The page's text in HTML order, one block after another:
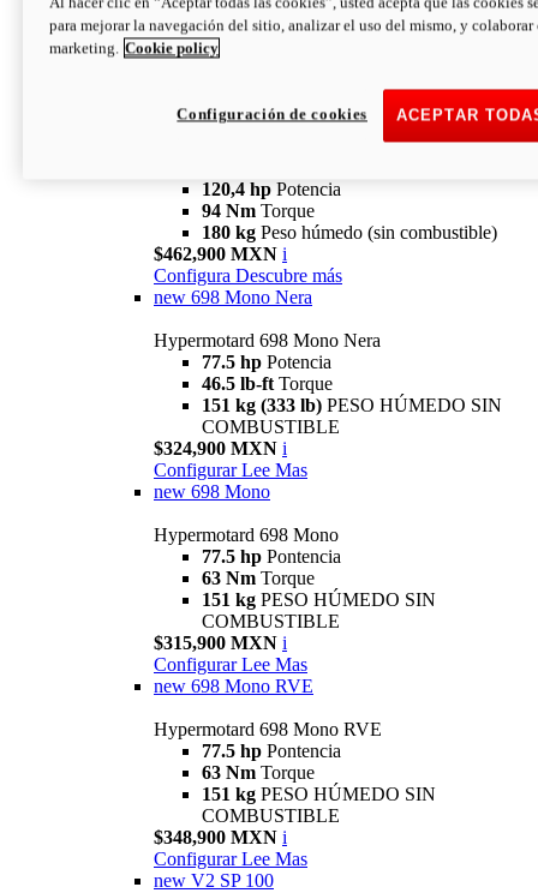
94 NmTorque
180 kgPESO HÚMEDO SIN
COMBUSTIBLE
newV2 SP
120,4 hp Potencia
94 Nm Torque
180 kg Peso húmedo (sin combustible)
$462,900 MXN i
Configura Descubre más
new 698 Mono Nera
Hypermotard 698 Mono Nera
77.5 hp Potencia
46.5 lb-ft Torque
151 kg (333 lb) PESO HÚMEDO SIN
COMBUSTIBLE
$324,900 MXN i
Configurar Lee Mas
new 698 Mono
Hypermotard 698 Mono
77.5 hp Pontencia
63 Nm Torque
151 kg PESO HÚMEDO SIN
COMBUSTIBLE
$315,900 MXN i
Configurar Lee Mas
new 698 Mono RVE
Hypermotard 698 Mono RVE
77.5 hp Pontencia
63 Nm Torque
151 kg PESO HÚMEDO SIN
COMBUSTIBLE
$348,900 MXN i
Configurar Lee Mas
new V2 SP 100
para mejorar la navegación del sitio, analizar el uso del mismo, y colaborar
marketing. Cookie policy
ACEPTAR
Configuración de cookies